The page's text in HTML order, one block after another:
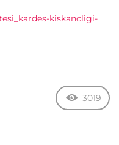
kiskancligi-
3019